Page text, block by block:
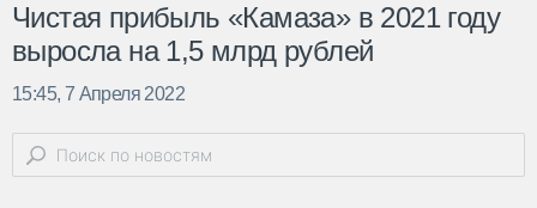
Чистая прибыль «Камаза» в 2021 году
выросла на 1,5 млрд рублей
15:45, 7 Апреля 2022